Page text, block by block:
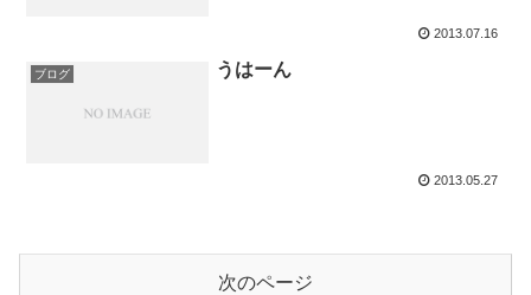
2013.07.16
ブログ うはーん
2013.05.27
次のページ